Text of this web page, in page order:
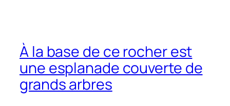
À la base de ce rocher est
une esplanade couverte de
grands arbres